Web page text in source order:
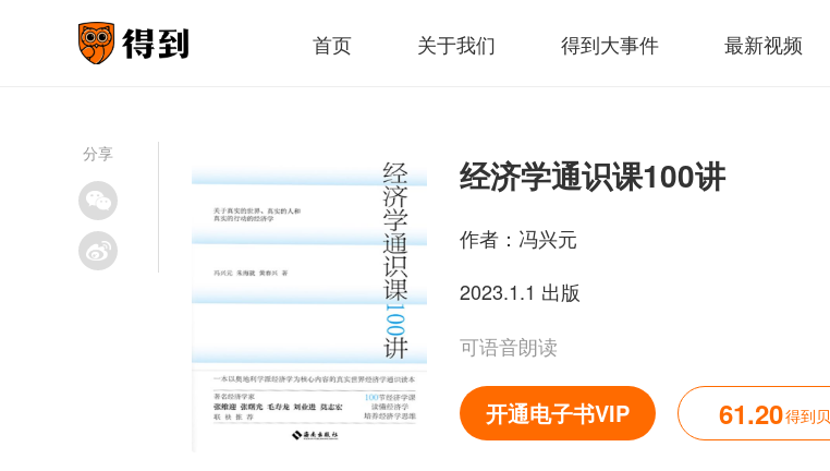
首页 关于我们 得到大事件 最新视频
分享
经济学通识课100讲
作者： 冯兴元
2023.1.1 出版
可语音朗读
开通电子书VIP 61.20得到贝